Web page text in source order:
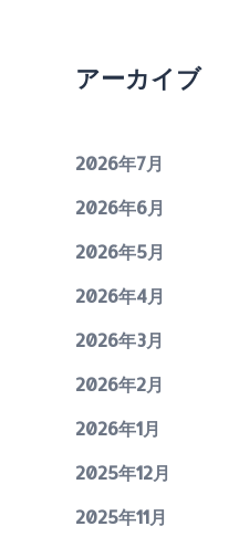
アーカイブ
2026年7月
2026年6月
2026年5月
2026年4月
2026年3月
2026年2月
2026年1月
2025年12月
2025年11月